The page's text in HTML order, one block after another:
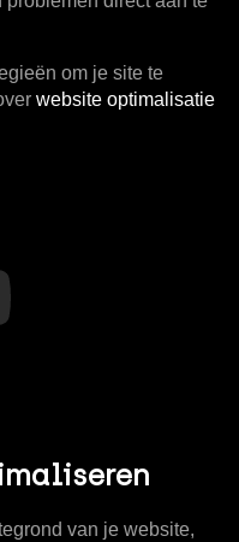
om je site te
website optimalisatie
van je website,